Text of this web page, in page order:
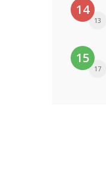
14
13
15
17